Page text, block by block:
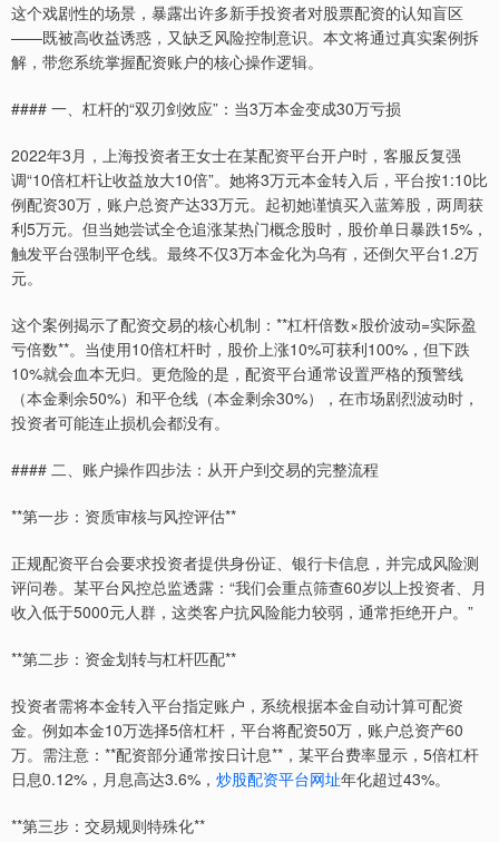
这个戏剧性的场景，暴露出许多新手投资者对股票配资的认知盲区
——既被高收益诱惑，又缺乏风险控制意识。本文将通过真实案例拆
解，带您系统掌握配资账户的核心操作逻辑。
#### 一、杠杆的“双刃剑效应”：当3万本金变成30万亏损
2022年3月，上海投资者王女士在某配资平台开户时，客服反复强
调“10倍杠杆让收益放大10倍”。她将3万元本金转入后，平台按1:10比
例配资30万，账户总资产达33万元。起初她谨慎买入蓝筹股，两周获
利5万元。但当她尝试全仓追涨某热门概念股时，股价单日暴跌15%，
触发平台强制平仓线。最终不仅3万本金化为乌有，还倒欠平台1.2万
元。
这个案例揭示了配资交易的核心机制：**杠杆倍数×股价波动=实际盈
亏倍数**。当使用10倍杠杆时，股价上涨10%可获利100%，但下跌
10%就会血本无归。更危险的是，配资平台通常设置严格的预警线
（本金剩余50%）和平仓线（本金剩余30%），在市场剧烈波动时，
投资者可能连止损机会都没有。
#### 二、账户操作四步法：从开户到交易的完整流程
**第一步：资质审核与风控评估**
正规配资平台会要求投资者提供身份证、银行卡信息，并完成风险测
评问卷。某平台风控总监透露：“我们会重点筛查60岁以上投资者、月
收入低于5000元人群，这类客户抗风险能力较弱，通常拒绝开户。”
**第二步：资金划转与杠杆匹配**
投资者需将本金转入平台指定账户，系统根据本金自动计算可配资
金。例如本金10万选择5倍杠杆，平台将配资50万，账户总资产60
万。需注意：**配资部分通常按日计息**，某平台费率显示，5倍杠杆
日息0.12%，月息高达3.6%， 炒股配资平台网址年化超过43%。
**第三步：交易规则特殊化**